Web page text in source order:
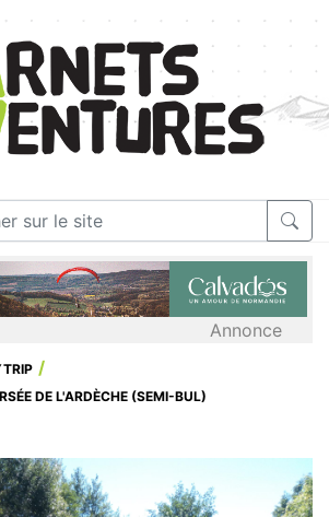
Annonce
DE L'ARDÈCHE (SEMI-BUL)